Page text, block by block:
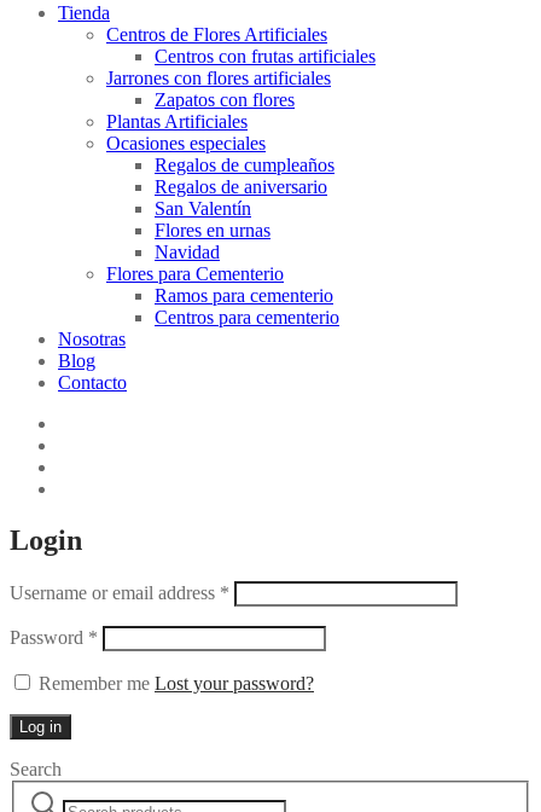
Tienda
Centros de Flores Artificiales
Centros con frutas artificiales
Jarrones con flores artificiales
Zapatos con flores
Plantas Artificiales
Ocasiones especiales
Regalos de cumpleaños
Regalos de aniversario
San Valentín
Flores en urnas
Navidad
Flores para Cementerio
Ramos para cementerio
Centros para cementerio
Nosotras
Blog
Contacto
Login
Username or email address *
Password *
Remember me Lost your password?
Log in
Search
Search